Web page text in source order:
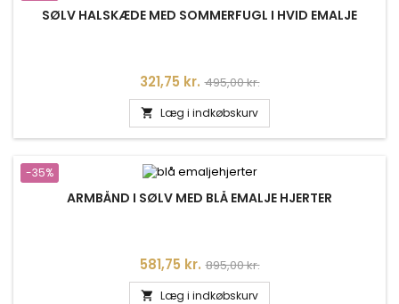
SØLV HALSKÆDE MED SOMMERFUGL I HVID EMALJE
Pris
321,75 kr. Normalpris
495,00 kr.
 Læg i indkøbskurv
-35%
ARMBÅND I SØLV MED BLÅ EMALJE HJERTER
Pris
581,75 kr. Normalpris
895,00 kr.
 Læg i indkøbskurv